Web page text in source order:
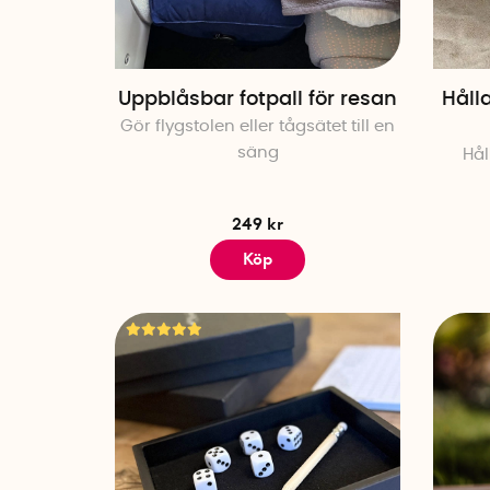
Uppblåsbar fotpall för resan
Gör flygstolen eller tågsätet till en
säng
249 kr
Köp